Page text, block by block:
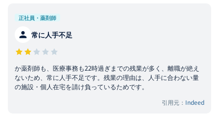
正社員・薬剤師
常に人手不足
か薬剤師も、医療事務も22時過ぎまでの残業が多く、離職が絶え
ないため、常に人手不足です。残業の理由は、人手に合わない量
の施設・個人在宅を請け負っているためです。
引用元： Indeed